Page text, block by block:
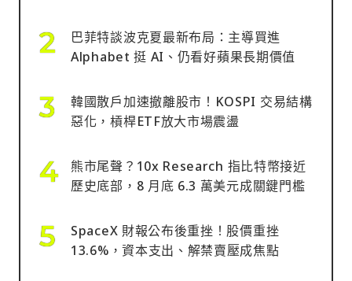
巴菲特談波克夏最新布局：主導買進
Alphabet 挺 AI、仍看好蘋果長期價值
韓國散戶加速撤離股市！KOSPI 交易結構
惡化，槓桿ETF放大市場震盪
熊市尾聲？10x Research 指比特幣接近
歷史底部，8 月底 6.3 萬美元成關鍵門檻
SpaceX 財報公布後重挫！股價重挫
13.6%，資本支出、解禁賣壓成焦點